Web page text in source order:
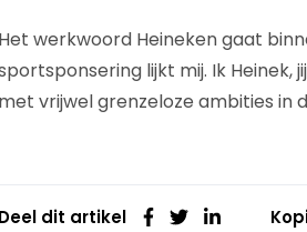
Het werkwoord Heineken gaat
lijkt mij. Ik Heinek,
met vrijwel grenzeloze ambities in
Deel dit artikel